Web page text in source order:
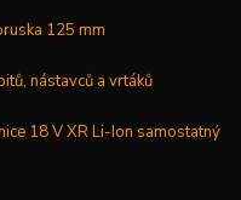
125 mm
nástavců a vrtáků
18 V XR Li-Ion samostatný